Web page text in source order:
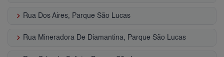
keyboard_arrow_right Rua Dos Aires, Parque São Lucas
keyboard_arrow_right Rua Mineradora De Diamantina, Parque São Lucas